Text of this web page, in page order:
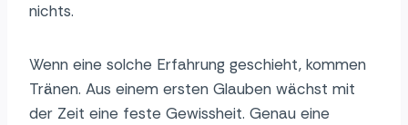
nichts.
Wenn eine solche Erfahrung geschieht, kommen
Tränen. Aus einem ersten Glauben wächst mit
der Zeit eine feste Gewissheit. Genau eine